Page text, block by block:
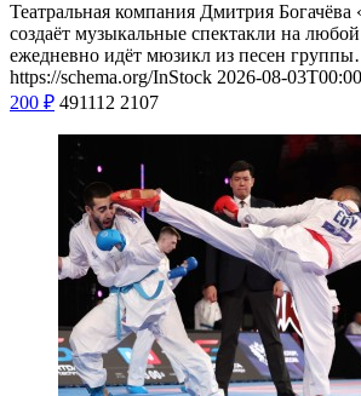
Театральная компания Дмитрия
создаёт музыкальные спектакли на
ежедневно идёт мюзикл из песен
https://schema.org/InStock 2026-08-
200 ₽ 491112 2107